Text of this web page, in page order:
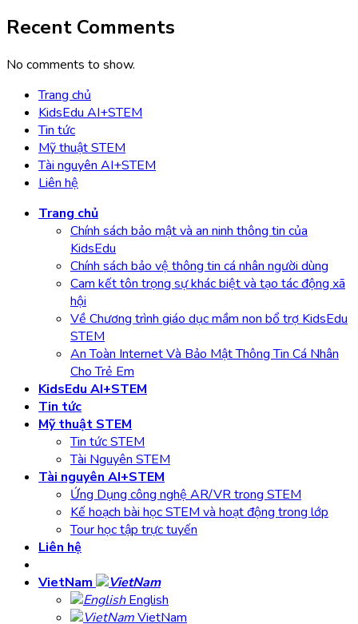
Recent Comments
No comments to show.
Trang chủ
KidsEdu AI+STEM
Tin tức
Mỹ thuật STEM
Tài nguyên AI+STEM
Liên hệ
Trang chủ
Chính sách bảo mật và an ninh thông tin của
KidsEdu
Chính sách bảo vệ thông tin cá nhân người dùng
Cam kết tôn trọng sự khác biệt và tạo tác động xã
hội
Về Chương trình giáo dục mầm non bổ trợ KidsEdu
STEM
An Toàn Internet Và Bảo Mật Thông Tin Cá Nhân
Cho Trẻ Em
KidsEdu AI+STEM
Tin tức
Mỹ thuật STEM
Tin tức STEM
Tài Nguyên STEM
Tài nguyên AI+STEM
Ứng Dụng công nghệ AR/VR trong STEM
Kế hoạch bài học STEM và hoạt động trong lớp
Tour học tập trực tuyến
Liên hệ
VietNam
English
VietNam